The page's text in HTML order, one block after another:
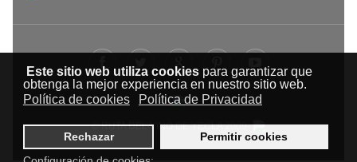
Este sitio web utiliza cookiespara garantizar que
obtenga la mejor experiencia en nuestro sitio web.
Política de cookies
Política de Privacidad
Rechazar
Permitir cookies
© RUTA DEL VINO DE YECLA 2009-